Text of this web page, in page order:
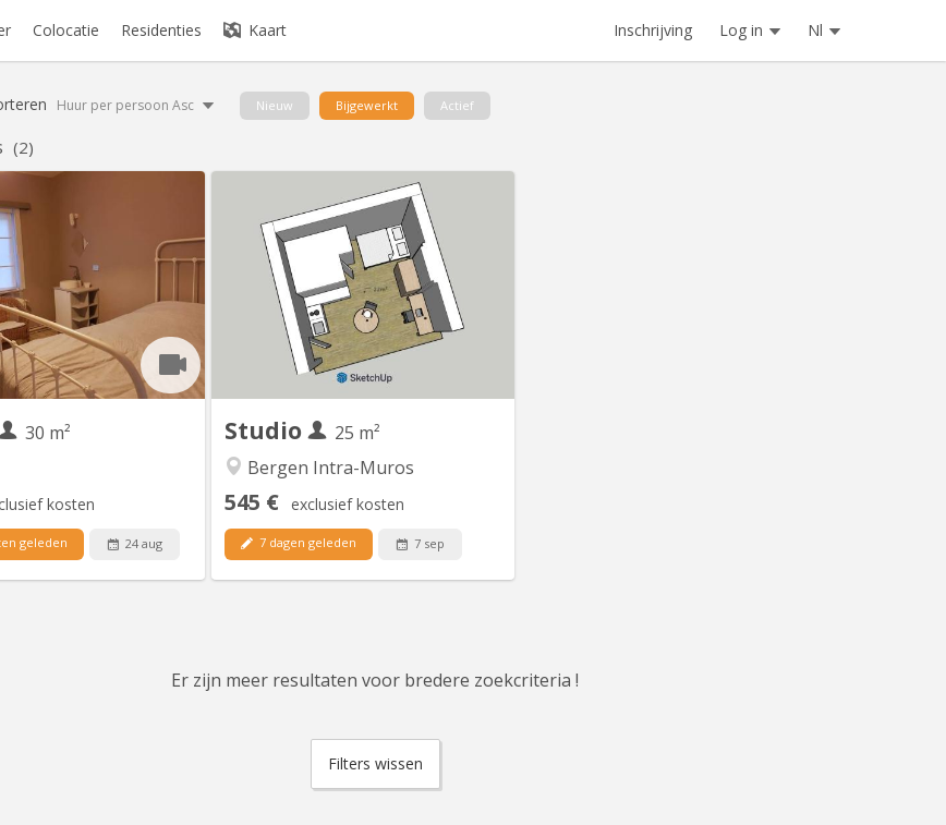
Colocatie Residenties Kaart Inschrijving Log in Nl
Huur per persoon Asc Nieuw Bijgewerkt Actief
(2)
30 m²
kosten
geleden 24 aug
studio for rent, in a villa
quiet area. Furnished,
August 24 2026, for single
(student, intern). 600
charges) Visits
, Studio indépendant
villa avec jardin. Libre à
1 septembre 2026 Meublé
Studio
25 m²
Bergen Intra-Muros
545 € exclusief kosten
7 dagen geleden 7 sep
KM 2349
A louer très beau Kot/Studio individuel
meublé , situé dans le centre historique
de Mons, dans un endroit calme, à
proximité des universités et Hautes
Ecoles, des transports en commun (
gare SNCB et Tec ) des Grands Près , (
Shopping Center, Ikea) et des salles de
Sport ( Jim 's, Basic Fit ) Bail...
Er zijn meer resultaten voor bredere zoekcriteria !
Filters wissen